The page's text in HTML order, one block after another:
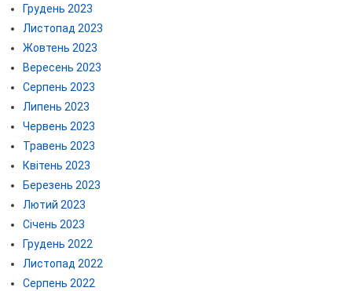
Грудень 2023
Листопад 2023
Жовтень 2023
Вересень 2023
Серпень 2023
Липень 2023
Червень 2023
Травень 2023
Квітень 2023
Березень 2023
Лютий 2023
Січень 2023
Грудень 2022
Листопад 2022
Серпень 2022